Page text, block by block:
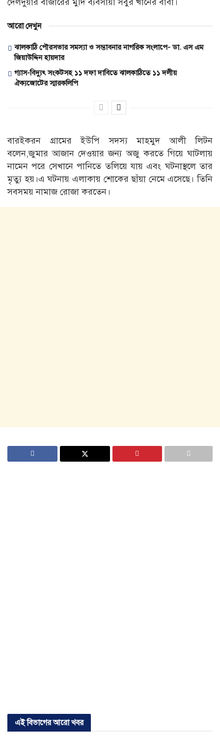
দেলদুয়ার বাজারের মুদি ব্যবসায়ী সবুর খানের বাবা।
আরো দেখুন
ঝালকাঠি পৌরসভার সমস্যা ও সম্ভাবনার নাগরিক সংলাপে- ডা. এস এম
জিয়াউদ্দিন হায়দার
গ্যাস-বিদ্যুৎ সংকটসহ ১১ দফা দাবিতে ঝালকাঠিতে ১১ দলীয়
ঐক্যজোটের স্মারকলিপি
বারইকরন গ্রামের ইউপি সদস্য মাহমুদ আলী লিটন
বলেন,জুমার আজান দেওয়ার জন্য অজু করতে গিয়ে ঘাটলায়
নামেন পরে সেখানে পানিতে তলিয়ে যায় এবং ঘটনাস্থলে তার
মৃত্যু হয়।এ ঘটনায় এলাকায় শোকের ছাঁয়া নেমে এসেছে। তিনি
সবসময় নামাজ রোজা করতেন।
এই বিভাগের আরো খবর